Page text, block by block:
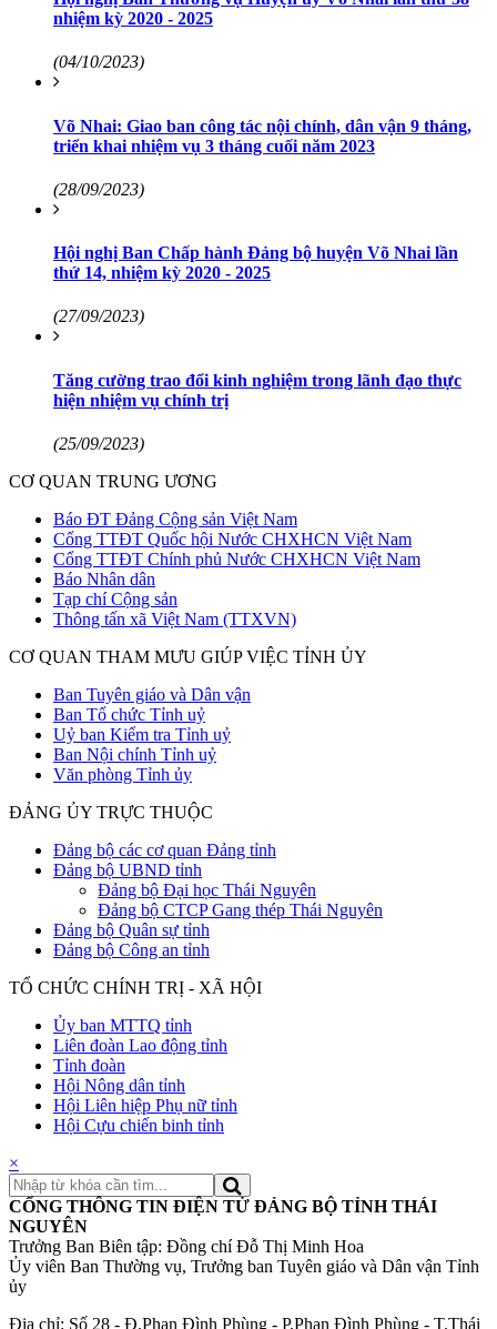
nhiệm kỳ 2020 - 2025
(04/10/2023)
Võ Nhai: Giao ban công tác nội chính, dân vận 9 tháng,
triển khai nhiệm vụ 3 tháng cuối năm 2023
(28/09/2023)
Hội nghị Ban Chấp hành Đảng bộ huyện Võ Nhai lần
thứ 14, nhiệm kỳ 2020 - 2025
(27/09/2023)
Tăng cường trao đổi kinh nghiệm trong lãnh đạo thực
hiện nhiệm vụ chính trị
(25/09/2023)
CƠ QUAN TRUNG ƯƠNG
Báo ĐT Đảng Cộng sản Việt Nam
Cổng TTĐT Quốc hội Nước CHXHCN Việt Nam
Cổng TTĐT Chính phủ Nước CHXHCN Việt Nam
Báo Nhân dân
Tạp chí Cộng sản
Thông tấn xã Việt Nam (TTXVN)
CƠ QUAN THAM MƯU GIÚP VIỆC TỈNH ỦY
Ban Tuyên giáo và Dân vận
Ban Tổ chức Tỉnh uỷ
Uỷ ban Kiểm tra Tỉnh uỷ
Ban Nội chính Tỉnh uỷ
Văn phòng Tỉnh ủy
ĐẢNG ỦY TRỰC THUỘC
Đảng bộ các cơ quan Đảng tỉnh
Đảng bộ UBND tỉnh
Đảng bộ Đại học Thái Nguyên
Đảng bộ CTCP Gang thép Thái Nguyên
Đảng bộ Quân sự tỉnh
Đảng bộ Công an tỉnh
TỔ CHỨC CHÍNH TRỊ - XÃ HỘI
Ủy ban MTTQ tỉnh
Liên đoàn Lao động tỉnh
Tỉnh đoàn
Hội Nông dân tỉnh
Hội Liên hiệp Phụ nữ tỉnh
Hội Cựu chiến binh tỉnh
×
CỔNG THÔNG TIN ĐIỆN TỬ ĐẢNG BỘ TỈNH THÁI
NGUYÊN
Trưởng Ban Biên tập: Đồng chí Đỗ Thị Minh Hoa
Ủy viên Ban Thường vụ, Trưởng ban Tuyên giáo và Dân vận Tỉnh
ủy
Địa chỉ: Số 28 - Đ.Phan Đình Phùng - P.Phan Đình Phùng - T.Thái